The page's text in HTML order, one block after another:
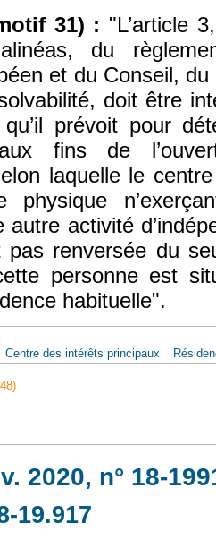
31) : "L’article
du
et du Conseil,
doit être
prévoit pour
fins de
laquelle le
physique
autre activité
pas renversée du
personne est
habituelle".
Centre des intérêts principaux
2020, n° 18-
19.917